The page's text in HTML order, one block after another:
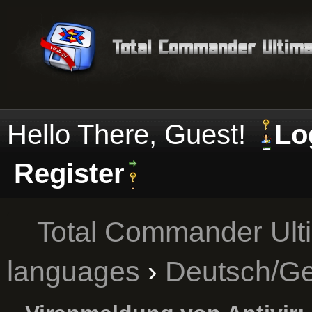
Hello There, Guest!
Register
Total Commander
languages › Deutsch/